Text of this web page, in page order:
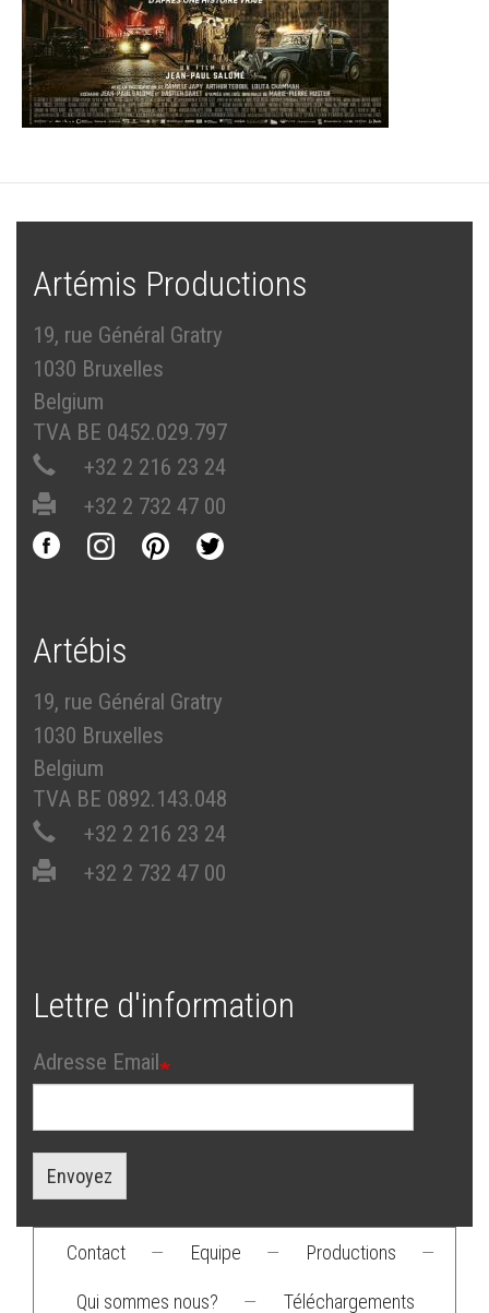
Artémis Productions
19, rue Général Gratry
1030 Bruxelles
Belgium
TVA BE 0452.029.797
+32 2 216 23 24
+32 2 732 47 00
Artébis
19, rue Général Gratry
1030 Bruxelles
Belgium
TVA BE 0892.143.048
+32 2 216 23 24
+32 2 732 47 00
Lettre d'information
Adresse Email
Envoyez
Footer
Contact — Equipe — Productions —
Qui sommes nous? — Téléchargements